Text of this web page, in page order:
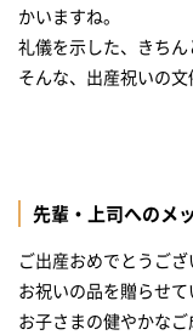
かいますね。
礼儀を示した、きちん
そんな、出産祝いの文
先輩・上司へのメ
ご出産おめでとうござ
お祝いの品を贈らせ
お子さまの健やかな